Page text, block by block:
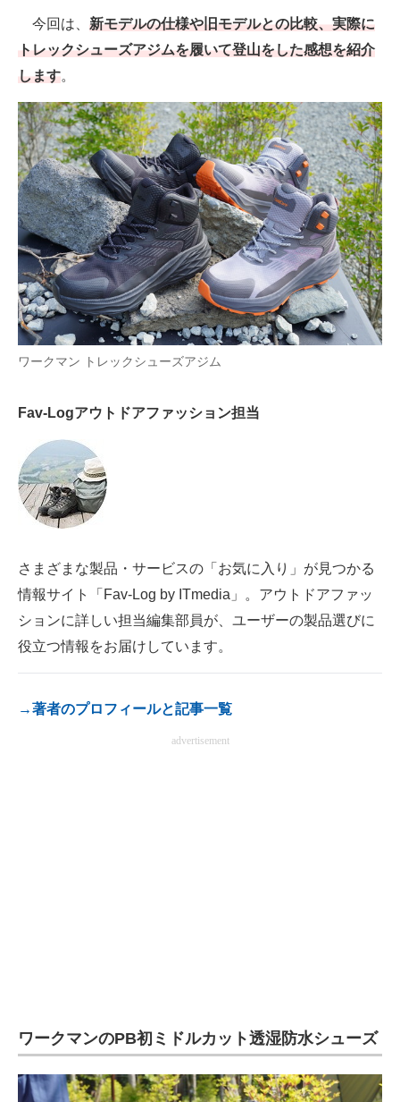
スマホと通信の最新トレンド
好きが集まる 比べて選べる
ビジネスと働き方のヒント
AI活用のいまが分かる
企業ITのトレンドを詳説
経営リーダーのコミュニティ
マーケ×ITの今がよく分かる
ITエンジニア向け専門サイト
製造業のIT導入・活用を支援
モノづくり技術者専門サイト
電子設計の基本と応用
エネルギーの専門メディア
ちょっと気になるネットの話題
今回は、 新モデルの仕様や旧モデルとの比較、実際に
トレックシューズアジムを履いて登山をした感想を紹介
します。
ワークマン トレックシューズアジム
Fav-Logアウトドアファッション担当
さまざまな製品・サービスの「お気に入り」が見つかる
情報サイト「Fav-Log by ITmedia」。アウトドアファッ
ションに詳しい担当編集部員が、ユーザーの製品選びに
役立つ情報をお届けしています。
→著者のプロフィールと記事一覧
advertisement
ワークマンのPB初ミドルカット透湿防水シューズ